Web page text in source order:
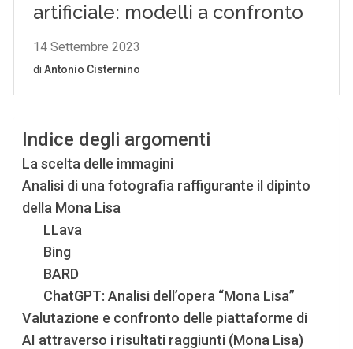
Indice degli argomenti
La scelta delle immagini
Analisi di una fotografia raffigurante il dipinto
della Mona Lisa
LLava
Bing
BARD
ChatGPT: Analisi dell’opera “Mona Lisa”
Valutazione e confronto delle piattaforme di
AI attraverso i risultati raggiunti (Mona Lisa)